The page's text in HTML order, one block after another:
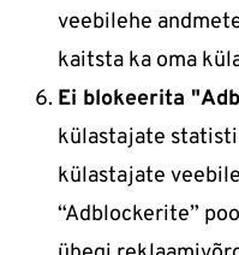
veebilehe
kaitsta ka oma
Ei blokeerita
külastajate
külastajate
“Adblockerite”